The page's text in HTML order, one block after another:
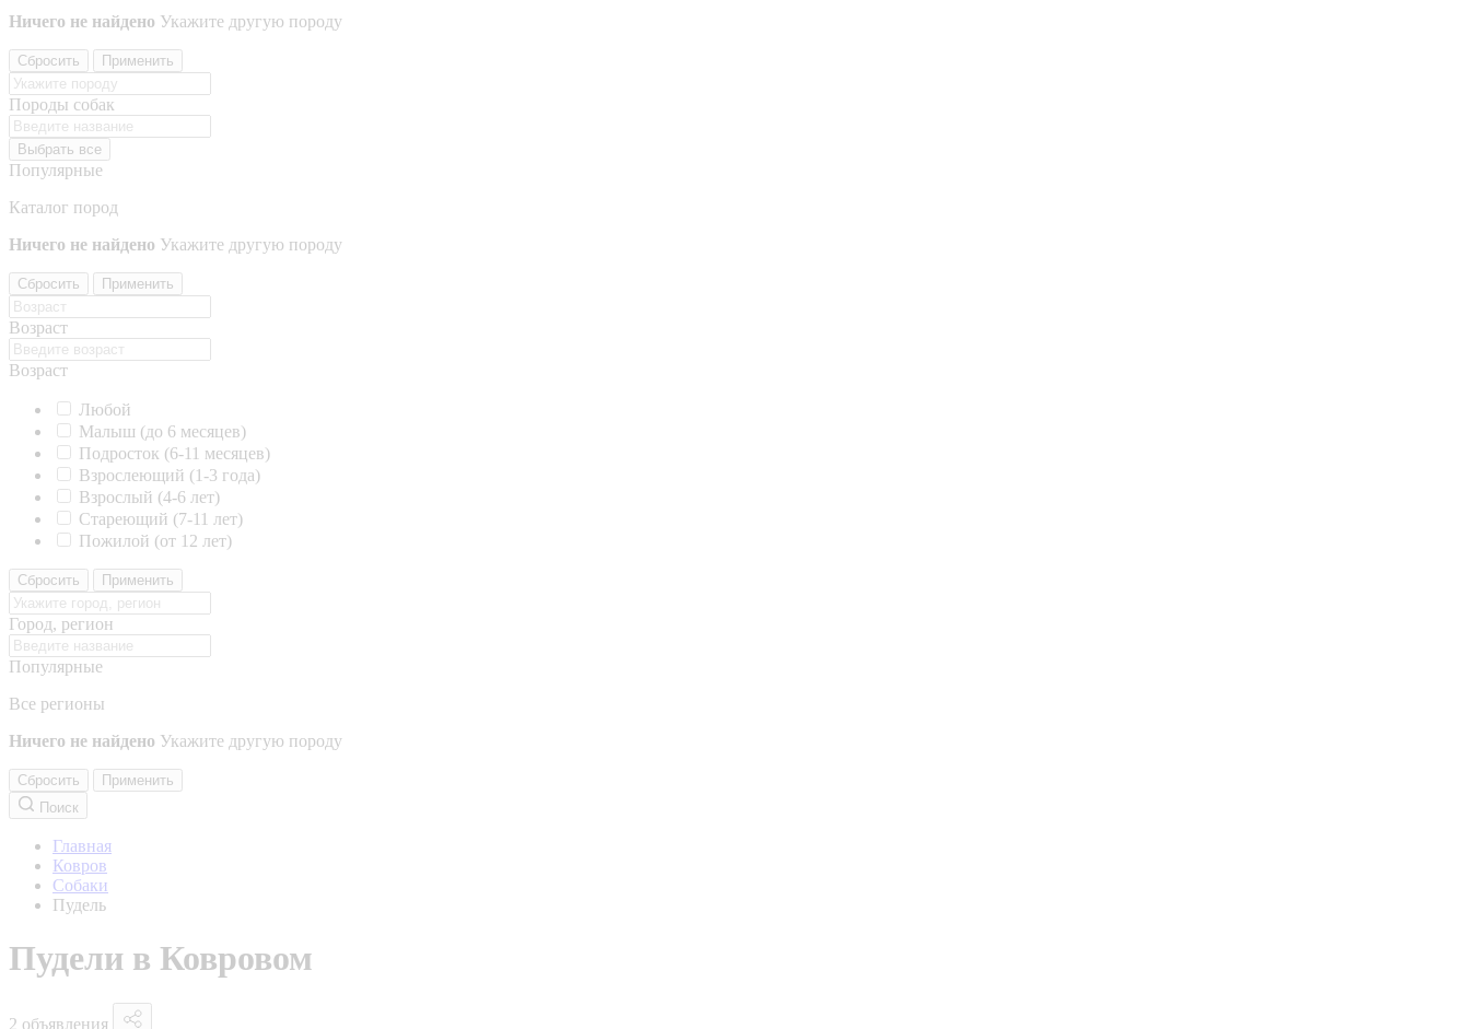
Ничего не найдено Укажите другую породу
Сбросить Применить
Породы собак
Выбрать все
Популярные
Каталог пород
Ничего не найдено Укажите другую породу
Сбросить Применить
Возраст
Возраст
Любой
Малыш (до 6 месяцев)
Подросток (6-11 месяцев)
Взрослеющий (1-3 года)
Взрослый (4-6 лет)
Стареющий (7-11 лет)
Пожилой (от 12 лет)
Сбросить Применить
Город, регион
Популярные
Все регионы
Ничего не найдено Укажите другую породу
Сбросить
Применить
Поиск
Главная
Ковров
Собаки
Пудель
Пудели в Ковровом
2 объявления